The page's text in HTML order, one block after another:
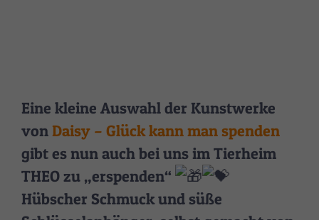
Eine kleine Auswahl der Kunstwerke
vonDaisy – Glück kann man spenden
gibt es nun auch bei uns im Tierheim
THEO zu „erspenden“
Hübscher Schmuck und süße